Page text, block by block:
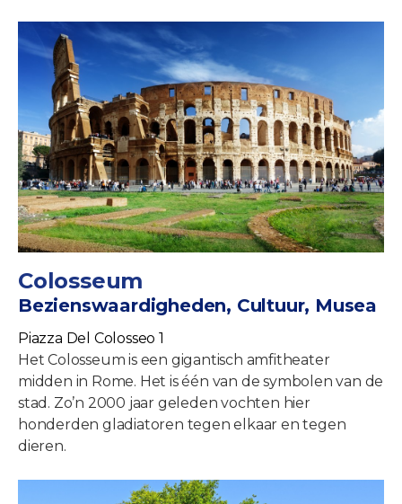
Colosseum
Bezienswaardigheden, Cultuur, Musea
Piazza Del Colosseo 1
Het Colosseum is een gigantisch amfitheater
midden in Rome. Het is één van de symbolen van de
stad. Zo’n 2000 jaar geleden vochten hier
honderden gladiatoren tegen elkaar en tegen
dieren.